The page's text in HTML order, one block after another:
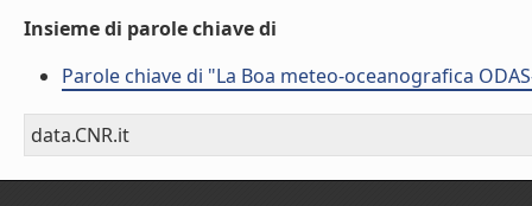
Insieme di parole chiave di
Parole chiave di "La Boa meteo-oceanografica
data.CNR.it